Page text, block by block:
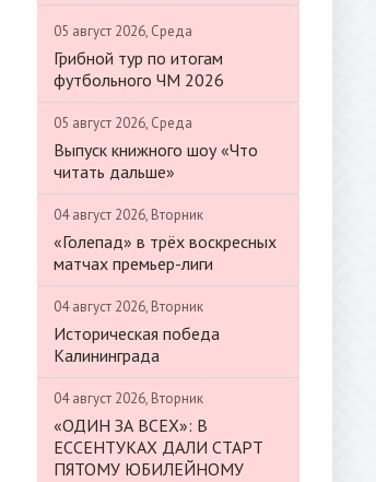
05 август 2026, Среда
Грибной тур по итогам
футбольного ЧМ 2026
05 август 2026, Среда
Выпуск книжного шоу «Что
читать дальше»
04 август 2026, Вторник
«Голепад» в трёх воскресных
матчах премьер-лиги
04 август 2026, Вторник
Историческая победа
Калининграда
04 август 2026, Вторник
«ОДИН ЗА ВСЕХ»: В
ЕССЕНТУКАХ ДАЛИ СТАРТ
ПЯТОМУ ЮБИЛЕЙНОМУ